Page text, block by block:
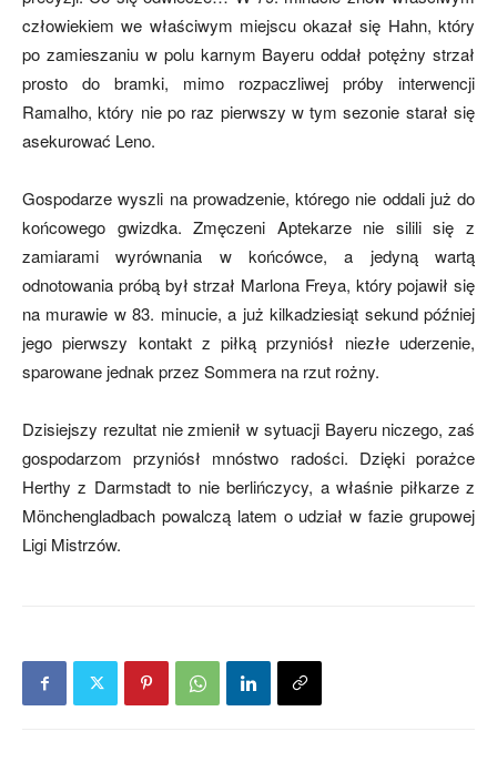
człowiekiem we właściwym miejscu okazał się Hahn, który
po zamieszaniu w polu karnym Bayeru oddał potężny strzał
prosto do bramki, mimo rozpaczliwej próby interwencji
Ramalho, który nie po raz pierwszy w tym sezonie starał się
asekurować Leno.
Gospodarze wyszli na prowadzenie, którego nie oddali już do
końcowego gwizdka. Zmęczeni Aptekarze nie silili się z
zamiarami wyrównania w końcówce, a jedyną wartą
odnotowania próbą był strzał Marlona Freya, który pojawił się
na murawie w 83. minucie, a już kilkadziesiąt sekund później
jego pierwszy kontakt z piłką przyniósł niezłe uderzenie,
sparowane jednak przez Sommera na rzut rożny.
Dzisiejszy rezultat nie zmienił w sytuacji Bayeru niczego, zaś
gospodarzom przyniósł mnóstwo radości. Dzięki porażce
Herthy z Darmstadt to nie berlińczycy, a właśnie piłkarze z
Mönchengladbach powalczą latem o udział w fazie grupowej
Ligi Mistrzów.